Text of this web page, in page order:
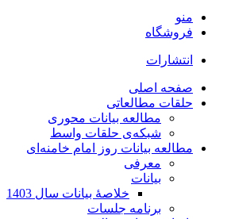
منو
فروشگاه
انتشارات
صفحه اصلی
حلقات مطالعاتی
مطالعه بیانات محوری
شبکه‌ی حلقات واسط
مطالعه بیانات روز امام خامنه‌ای
معرفی
بیانات
خلاصۀ بیانات سال 1403
برنامه جلسات